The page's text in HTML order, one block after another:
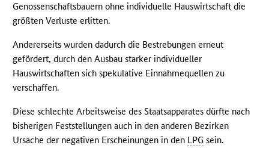
Genossenschaftsbauern ohne individuelle Hauswirtschaft die
größten Verluste erlitten.
Andererseits wurden dadurch die Bestrebungen erneut
gefördert, durch den Ausbau starker individueller
Hauswirtschaften sich spekulative Einnahmequellen zu
verschaffen.
Diese schlechte Arbeitsweise des Staatsapparates dürfte nach
bisherigen Feststellungen auch in den anderen Bezirken
Ursache der negativen Erscheinungen in den LPG sein.